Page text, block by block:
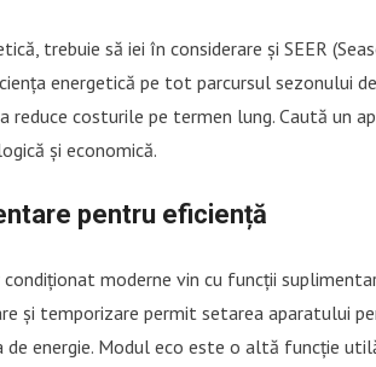
trebuie să iei în considerare și SEER
energetică pe tot parcursul sezonului
reduce costurile pe termen lung. Caută un
și economică.
pentru eficiență
moderne vin cu funcții
și temporizare permit setarea aparatului
de energie. Modul eco este o altă funcție